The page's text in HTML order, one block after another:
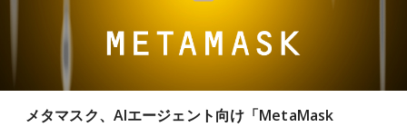
メタマスク、AIエージェント向け「MetaMask